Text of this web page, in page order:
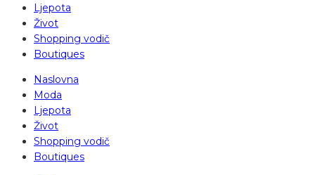
Ljepota
Život
Shopping vodič
Boutiques
Naslovna
Moda
Ljepota
Život
Shopping vodič
Boutiques